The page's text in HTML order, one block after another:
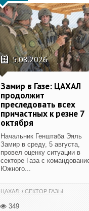
5.08.2026
Замир в Газе: ЦАХАЛ
продолжит
преследовать всех
причастных к резне 7
октября
Начальник Генштаба Эяль
Замир в среду, 5 августа,
провел оценку ситуации в
секторе Газа с
Южного...
ЦАХАЛ СЕКТОР ГАЗЫ
349